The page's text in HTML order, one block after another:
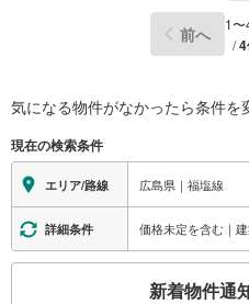
前へ 1〜
/4
気になる物件がなかったら条件を
現在の検索条件
エリア/路線 広島県｜福塩線
詳細条件
新着物件通